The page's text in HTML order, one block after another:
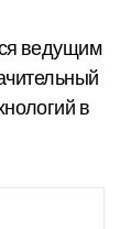
ведущим
в